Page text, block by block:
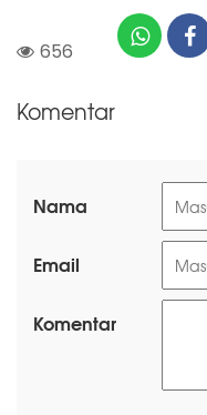
656
Komentar
Nama
Email
Komentar